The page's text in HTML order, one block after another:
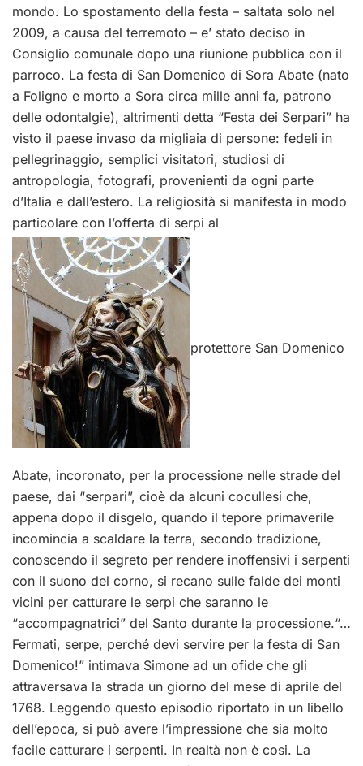
mondo. Lo spostamento della festa – saltata solo nel
2009, a causa del terremoto – e’ stato deciso in
Consiglio comunale dopo una riunione pubblica con il
parroco. La festa di San Domenico di Sora Abate (nato
a Foligno e morto a Sora circa mille anni fa, patrono
delle odontalgie), altrimenti detta “Festa dei Serpari” ha
visto il paese invaso da migliaia di persone: fedeli in
pellegrinaggio, semplici visitatori, studiosi di
antropologia, fotografi, provenienti da ogni parte
d’Italia e dall’estero. La religiosità si manifesta in modo
particolare con l’offerta di serpi al
protettore San Domenico
Abate, incoronato, per la processione nelle strade del
paese, dai “serpari”, cioè da alcuni cocullesi che,
appena dopo il disgelo, quando il tepore primaverile
incomincia a scaldare la terra, secondo tradizione,
conoscendo il segreto per rendere inoffensivi i serpenti
con il suono del corno, si recano sulle falde dei monti
vicini per catturare le serpi che saranno le
“accompagnatrici” del Santo durante la processione.“…
Fermati, serpe, perché devi servire per la festa di San
Domenico!” intimava Simone ad un ofide che gli
attraversava la strada un giorno del mese di aprile del
1768. Leggendo questo episodio riportato in un libello
dell’epoca, si può avere l’impressione che sia molto
facile catturare i serpenti. In realtà non è cosi. La